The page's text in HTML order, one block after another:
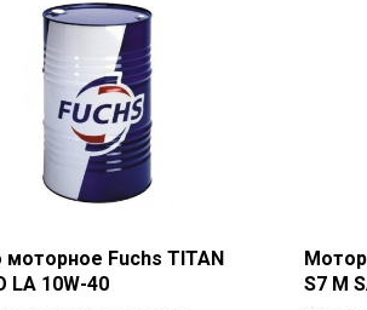
моторное Fuchs TITAN
LA 10W-40
S7 M